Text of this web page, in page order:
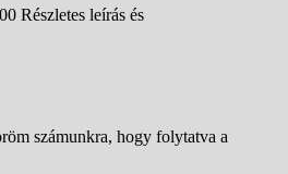
Részletes leírás és
számunkra, hogy folytatva a